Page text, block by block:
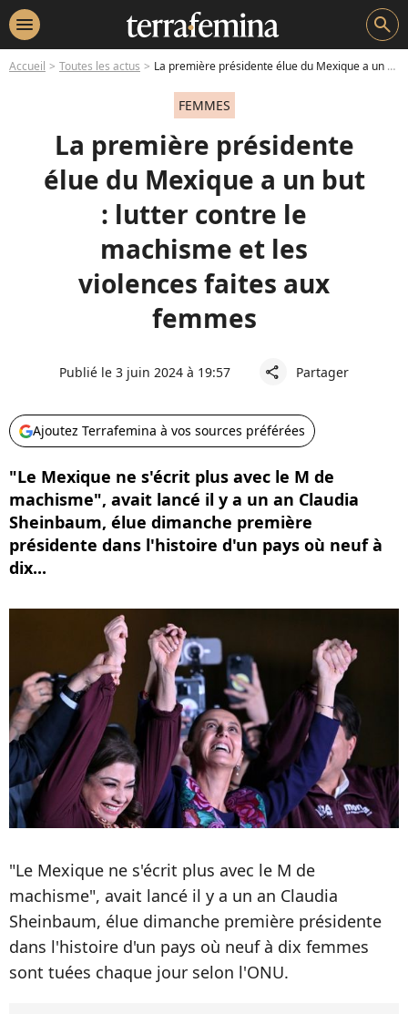
menu search
Accueil Toutes les actus La première présidente élue du Mexique a un but : lutter contre le machisme et les violences faites aux femmes
FEMMES
La première présidente
élue du Mexique a un but
: lutter contre le
machisme et les
violences faites aux
femmes
Publié le 3 juin 2024 à 19:57 share Partager
Ajoutez Terrafemina à vos sources préférées
"Le Mexique ne s'écrit plus avec le M de
machisme", avait lancé il y a un an Claudia
Sheinbaum, élue dimanche première
présidente dans l'histoire d'un pays où neuf à
dix...
"Le Mexique ne s'écrit plus avec le M de
machisme", avait lancé il y a un an Claudia
Sheinbaum, élue dimanche première présidente
dans l'histoire d'un pays où neuf à dix femmes
sont tuées chaque jour selon l'ONU.